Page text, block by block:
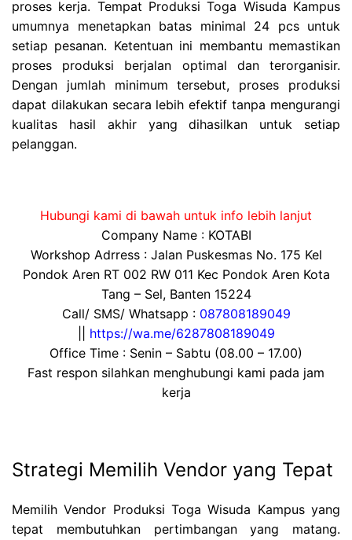
proses kerja. Tempat Produksi Toga Wisuda Kampus
umumnya menetapkan batas minimal 24 pcs untuk
setiap pesanan. Ketentuan ini membantu memastikan
proses produksi berjalan optimal dan terorganisir.
Dengan jumlah minimum tersebut, proses produksi
dapat dilakukan secara lebih efektif tanpa mengurangi
kualitas hasil akhir yang dihasilkan untuk setiap
pelanggan.
Hubungi kami di bawah untuk info lebih lanjut
Company Name : KOTABI
Workshop Adrress : Jalan Puskesmas No. 175 Kel
Pondok Aren RT 002 RW 011 Kec Pondok Aren Kota
Tang – Sel, Banten 15224
Call/ SMS/ Whatsapp : 087808189049
https://wa.me/6287808189049
Office Time : Senin – Sabtu (08.00 – 17.00)
Fast respon silahkan menghubungi kami pada jam
kerja
Strategi Memilih Vendor yang Tepat
Memilih Vendor Produksi Toga Wisuda Kampus yang
tepat membutuhkan pertimbangan yang matang.